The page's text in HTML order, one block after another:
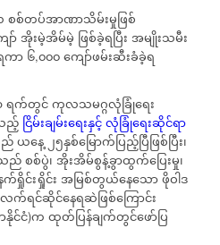
စစ်တပ်အာဏာသိမ်းမှုဖြစ်
အိုးမဲ့အိမ်မဲ့ ဖြစ်ခဲ့ရပြီး အမျိုးသမီး
ကာ ၆,၀၀၀ ကျော်ဖမ်းဆီးခံခဲ့ရ
ရက်တွင် ကုလသမဂ္ဂလုံခြုံရေး
ည့်ငြိမ်းချမ်းရေးနှင့် လုံခြုံရေးဆိုင်ရာ
ယနေ့ ၂၅နှစ်မြောက်ပြည့်ပြီဖြစ်ပြီး၊
သည် စစ်ပွဲ၊ အိုးအိမ်စွန့်ခွာထွက်ပြေးမှု၊
နက်ရှိုင်းရှိုင်း အမြစ်တွယ်နေ‌သော ဖိုဝါဒ
က်ရင်ဆိုင်နေရဆဲဖြစ်ကြောင်း
ာနိုင်ငံ)က ထုတ်ပြန်ချက်တွင်ဖော်ပြ